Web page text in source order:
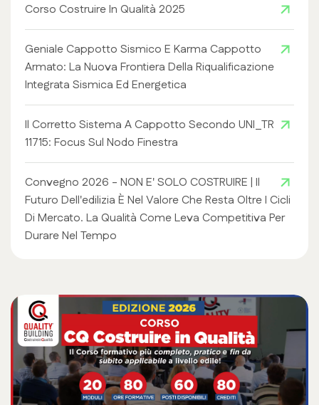
Corso Costruire In Qualità 2025
Geniale Cappotto Sismico E Karma Cappotto
Armato: La Nuova Frontiera Della Riqualificazione
Integrata Sismica Ed Energetica
Il Corretto Sistema A Cappotto Secondo UNI_TR
11715: Focus Sul Nodo Finestra
Convegno 2026 - NON E' SOLO COSTRUIRE | Il
Futuro Dell'edilizia È Nel Valore Che Resta Oltre I Cicli
Di Mercato. La Qualità Come Leva Competitiva Per
Durare Nel Tempo